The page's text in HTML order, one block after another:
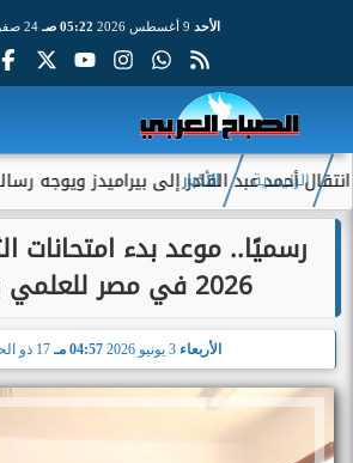
الأحد 05:22 صـ 24 صفر 1448
عبد القادر إلى بيراميدز ويوجه رسالة...
الرئيسية الأخبار
رسميًا.. موعد بدء امتحانات
2026 في مصر للعلمي والأدبي
الأربعاء 04:57 مـ 17 ذو الحجة 1447